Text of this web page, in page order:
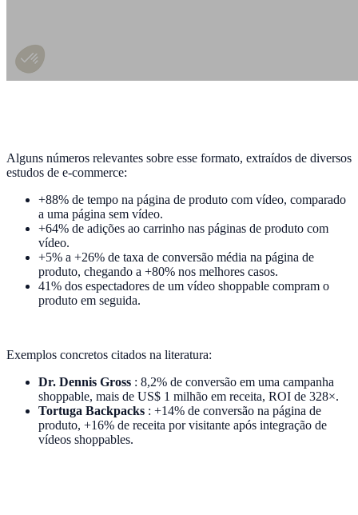
Alguns números relevantes sobre esse formato, extraídos de diversos
estudos de e-commerce:
+88% de tempo na página de produto com vídeo, comparado
a uma página sem vídeo.
+64% de adições ao carrinho nas páginas de produto com
vídeo.
+5% a +26% de taxa de conversão média na página de
produto, chegando a +80% nos melhores casos.
41% dos espectadores de um vídeo shoppable compram o
produto em seguida.
Exemplos concretos citados na literatura:
Dr. Dennis Gross : 8,2% de conversão em uma campanha
shoppable, mais de US$ 1 milhão em receita, ROI de 328×.
Tortuga Backpacks : +14% de conversão na página de
produto, +16% de receita por visitante após integração de
vídeos shoppables.